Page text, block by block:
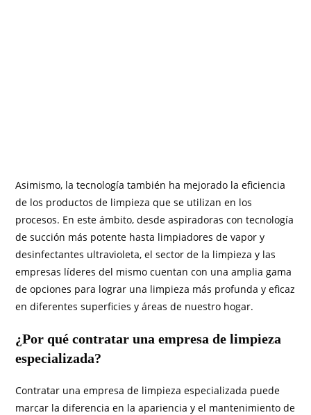
Asimismo, la tecnología también ha mejorado la eficiencia
de los productos de limpieza que se utilizan en los
procesos. En este ámbito, desde aspiradoras con tecnología
de succión más potente hasta limpiadores de vapor y
desinfectantes ultravioleta, el sector de la limpieza y las
empresas líderes del mismo cuentan con una amplia gama
de opciones para lograr una limpieza más profunda y eficaz
en diferentes superficies y áreas de nuestro hogar.
¿Por qué contratar una empresa de limpieza
especializada?
Contratar una empresa de limpieza especializada puede
marcar la diferencia en la apariencia y el mantenimiento de